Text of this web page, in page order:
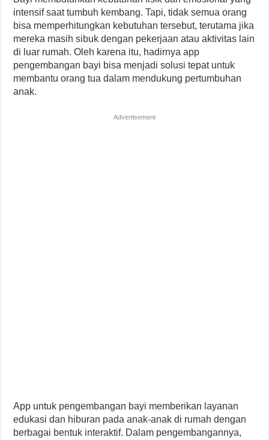
intensif saat tumbuh kembang. Tapi, tidak semua orang
bisa memperhitungkan kebutuhan tersebut, terutama jika
mereka masih sibuk dengan pekerjaan atau aktivitas lain
di luar rumah. Oleh karena itu, hadirnya app
pengembangan bayi bisa menjadi solusi tepat untuk
membantu orang tua dalam mendukung pertumbuhan
anak.
Advertisement
App untuk pengembangan bayi memberikan layanan
edukasi dan hiburan pada anak-anak di rumah dengan
berbagai bentuk interaktif. Dalam pengembangannya,